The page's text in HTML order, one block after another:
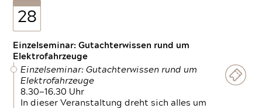
28
Einzelseminar: Gutachterwissen rund um
Elektrofahrzeuge
Einzelseminar: Gutachterwissen rund um
Elektrofahrzeuge
8.30—16.30 Uhr
In dieser Veranstaltung dreht sich alles um